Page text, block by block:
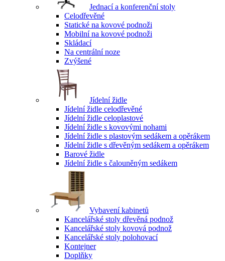
Jednací a konferenční stoly
Celodřevěné
Statické na kovové podnoži
Mobilní na kovové podnoži
Skládací
Na centrální noze
Zvýšené
Jídelní židle
Jídelní židle celodřevěné
Jídelní židle celoplastové
Jídelní židle s kovovými nohami
Jídelní židle s plastovým sedákem a opěrákem
Jídelní židle s dřevěným sedákem a opěrákem
Barové židle
Jídelní židle s čalouněným sedákem
Vybavení kabinetů
Kancelářské stoly dřevěná podnož
Kancelářské stoly kovová podnož
Kancelářské stoly polohovací
Kontejner
Doplňky